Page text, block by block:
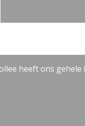
ons gehele huis